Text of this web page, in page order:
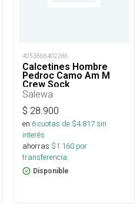
4053866402286
Calcetines Hombre
Pedroc Camo Am M
Crew Sock
Salewa
$ 28.900
en 6cuotas de $4.817sin
interés
ahorras $1.160 por
transferencia.
Disponible